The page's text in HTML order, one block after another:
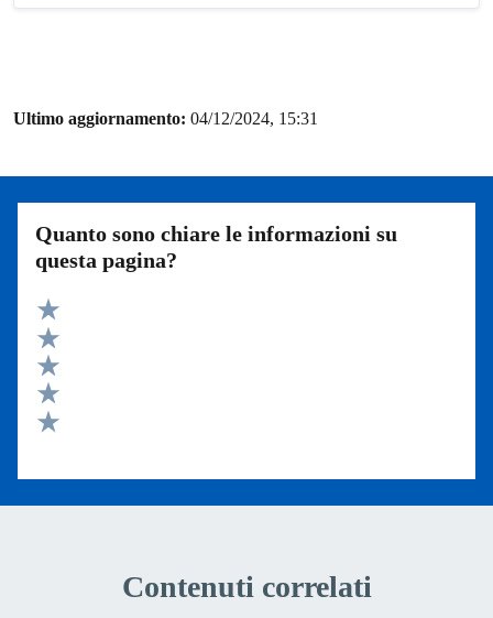
Ultimo aggiornamento: 04/12/2024, 15:31
Quanto sono chiare le informazioni su
questa pagina?
Valuta 5 stelle su 5
Valuta 4 stelle su 5
Valuta 3 stelle su 5
Valuta 2 stelle su 5
Contenuti correlati